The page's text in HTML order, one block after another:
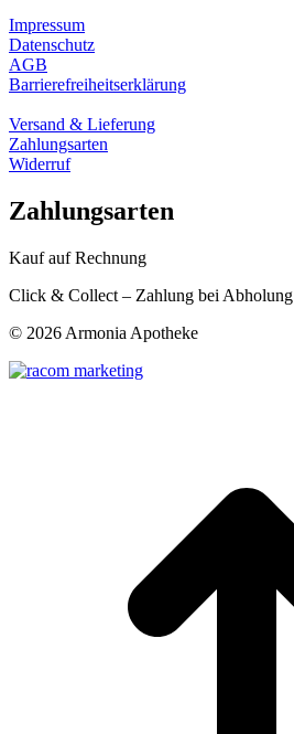
Impressum
Datenschutz
AGB
Barrierefreiheitserklärung
Versand & Lieferung
Zahlungsarten
Widerruf
Zahlungsarten
Kauf auf Rechnung
Click & Collect – Zahlung bei Abholung
© 2026 Armonia Apotheke